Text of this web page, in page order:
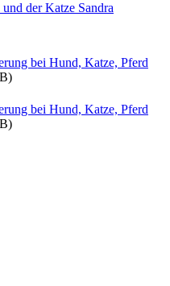
der Katze Sandra
bei Hund, Katze, Pferd
bei Hund, Katze, Pferd